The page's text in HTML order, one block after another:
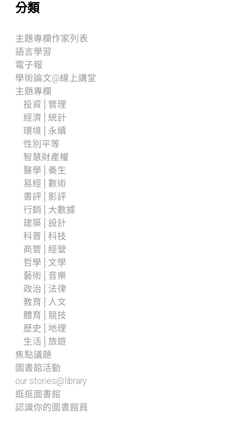
分類
主題專欄作家列表
語言學習
電子報
學術論文@線上講堂
主題專欄
投資│管理
經濟│統計
環境│永續
性別平等
智慧財產權
醫學│養生
易經│數術
書評│影評
行銷│大數據
建築│設計
科普│科技
商管│經營
哲學│文學
藝術│音樂
政治│法律
教育│人文
體育│競技
歷史│地理
生活│旅遊
焦點議題
圖書館活動
our stories@library
逛逛圖書館
認識你的圖書館員